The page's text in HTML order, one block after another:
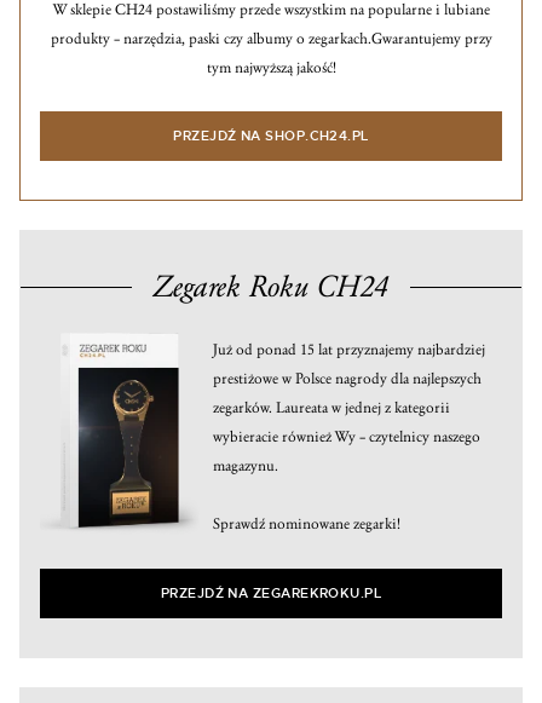
W sklepie CH24 postawiliśmy przede wszystkim na popularne i lubiane
produkty – narzędzia, paski czy albumy o zegarkach.Gwarantujemy przy
tym najwyższą jakość!
PRZEJDŹ NA SHOP.CH24.PL
Zegarek Roku CH24
Już od ponad 15 lat przyznajemy najbardziej
prestiżowe w Polsce nagrody dla najlepszych
zegarków. Laureata w jednej z kategorii
wybieracie również Wy – czytelnicy naszego
magazynu.
Sprawdź nominowane zegarki!
PRZEJDŹ NA ZEGAREKROKU.PL